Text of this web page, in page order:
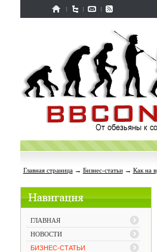
Главная страница→ Бизнес-статьи→ Как на
ГЛАВНАЯ
НОВОСТИ
БИЗНЕС-СТАТЬИ